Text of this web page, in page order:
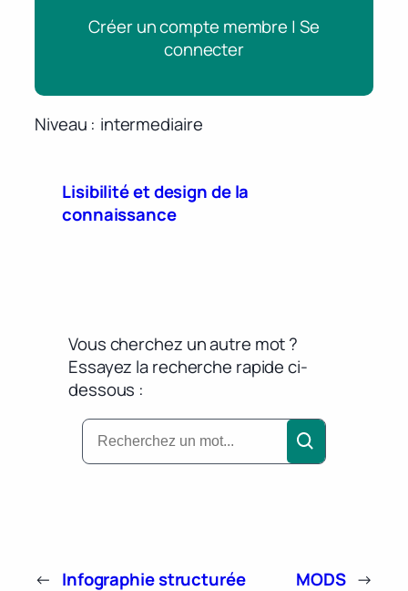
Créer un compte membre | Se
connecter
Niveau intermediaire
Lisibilité et design de la
connaissance
Vous cherchez un autre mot ?
Essayez la recherche rapide ci-
dessous :
← Infographie structurée MODS →